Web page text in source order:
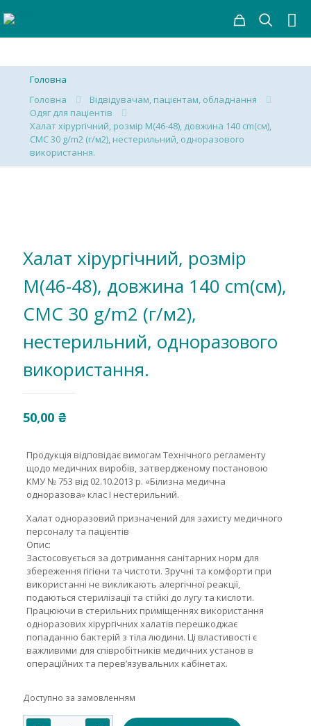
Головна
Головна
Відвідувачам, пацієнтам, обладнання
Одяг для паціентів
Халат хірургічний, розмір М(46-48), довжина 140 cm(см),
СМС 30 g/m2 (г/м2), нестерильний, одноразового
використання.
Халат хірургічний, розмір
М(46-48), довжина 140 cm(см),
СМС 30 g/m2 (г/м2),
нестерильний, одноразового
використання.
50,00 ₴
Продукція відповідає вимогам Технічного регламенту
щодо медичних виробів, затвердженому постановою
КМУ № 753 від 02.10.2013 р. «Білизна медична
одноразова» клас І нестерильний.
Халат одноразовий призначений для захисту медичного
персоналу та пацієнтів
Опис:
Застосовується за дотримання санітарних норм для
збереження гігієни та чистоти. Зручні та комфорти при
використанні не викликають алергічної реакції,
подаються стерилізації та стійкі до лугу та кислоти.
Працюючи в стерильних приміщеннях використання
одноразових хірургічних халатів перешкоджає
попаданню бактерій з тіла людини. Ці властивості є
важливими для співробітників медичних установ в
операційних та перев’язувальних кабінетах.
Доступно за замовленням
Халат